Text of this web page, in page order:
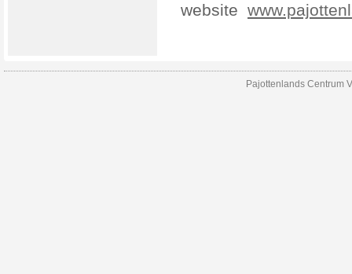
website
Pajottenlands Centrum